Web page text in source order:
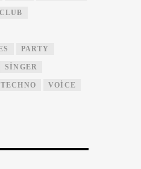
PARTY
SINGER
TECHNO VOICE